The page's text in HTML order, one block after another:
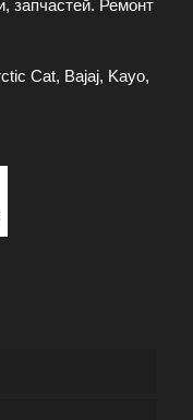
запчастей. Ремонт
Cat, Bajaj, Kayo,